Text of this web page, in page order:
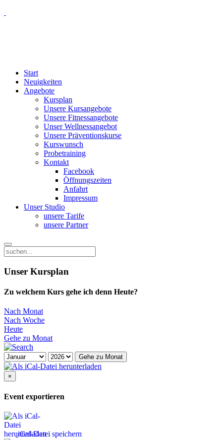
Start
Neuigkeiten
Angebote
Kursplan
Unsere Kursangebote
Unsere Fitnessangebote
Unser Wellnessangebot
Unsere Präventionskurse
Kurswunsch
Probetraining
Kontakt
Facebook
Öffnungszeiten
Anfahrt
Impressum
Unser Studio
unsere Tarife
unsere Partner
Unser Kursplan
Zu welchem Kurs gehe ich denn Heute?
Nach Monat
Nach Woche
Heute
Gehe zu Monat
Gehe zu Monat
×
Event exportieren
iCal-Datei speichern